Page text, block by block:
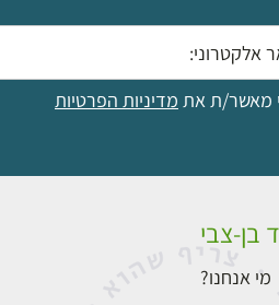
מאשר/ת את מדיניות הפרטיות
בן-צבי
מי אנחנו?